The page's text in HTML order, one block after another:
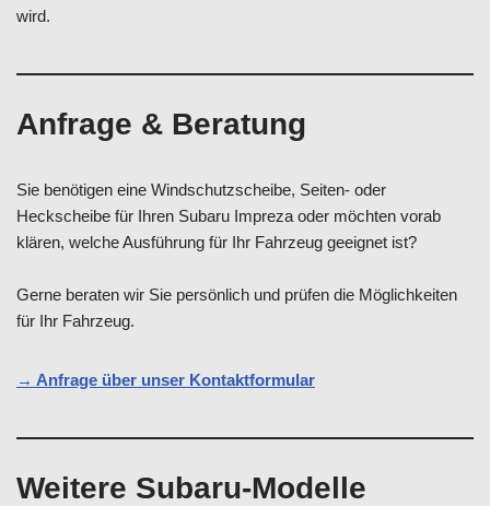
wird.
Anfrage & Beratung
Sie benötigen eine Windschutzscheibe, Seiten- oder
Heckscheibe für Ihren Subaru Impreza oder möchten vorab
klären, welche Ausführung für Ihr Fahrzeug geeignet ist?
Gerne beraten wir Sie persönlich und prüfen die Möglichkeiten
für Ihr Fahrzeug.
→ Anfrage über unser Kontaktformular
Weitere Subaru-Modelle